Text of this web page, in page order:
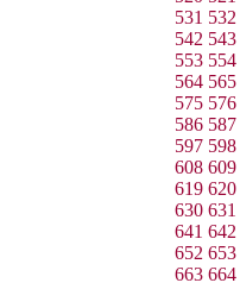
531 532
542 543
553 554
564 565
575 576
586 587
597 598
608 609
619 620
630 631
641 642
652 653
663 664